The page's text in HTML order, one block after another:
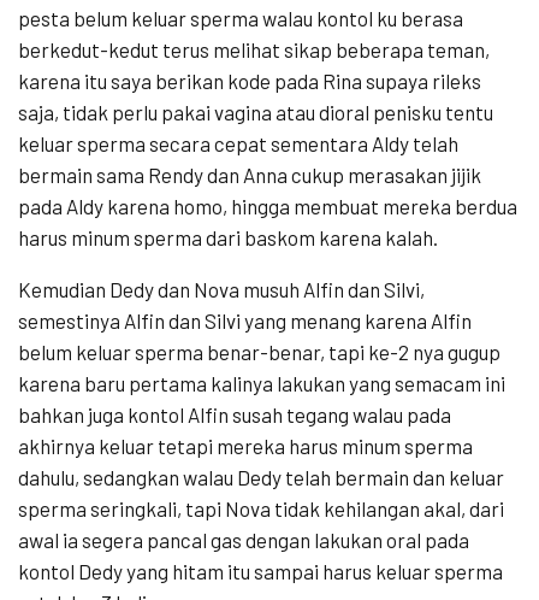
pesta belum keluar sperma walau kontol ku berasa
berkedut-kedut terus melihat sikap beberapa teman,
karena itu saya berikan kode pada Rina supaya rileks
saja, tidak perlu pakai vagina atau dioral penisku tentu
keluar sperma secara cepat sementara Aldy telah
bermain sama Rendy dan Anna cukup merasakan jijik
pada Aldy karena homo, hingga membuat mereka berdua
harus minum sperma dari baskom karena kalah.
Kemudian Dedy dan Nova musuh Alfin dan Silvi,
semestinya Alfin dan Silvi yang menang karena Alfin
belum keluar sperma benar-benar, tapi ke-2 nya gugup
karena baru pertama kalinya lakukan yang semacam ini
bahkan juga kontol Alfin susah tegang walau pada
akhirnya keluar tetapi mereka harus minum sperma
dahulu, sedangkan walau Dedy telah bermain dan keluar
sperma seringkali, tapi Nova tidak kehilangan akal, dari
awal ia segera pancal gas dengan lakukan oral pada
kontol Dedy yang hitam itu sampai harus keluar sperma